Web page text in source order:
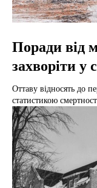
Поради від
захворіти у
Оттаву відносять до
статистикою